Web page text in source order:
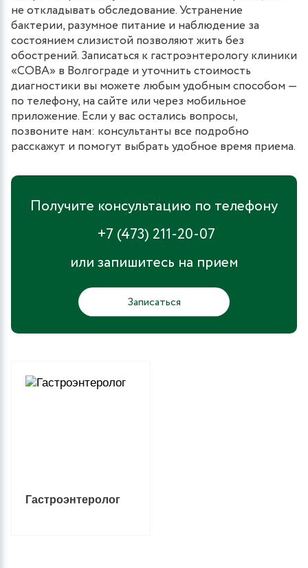
не откладывать обследование. Устранение
бактерии, разумное питание и наблюдение за
состоянием слизистой позволяют жить без
обострений. Записаться к гастроэнтерологу клиники
«СОВА» в Волгограде и уточнить стоимость
диагностики вы можете любым удобным способом —
по телефону, на сайте или через мобильное
приложение. Если у вас остались вопросы,
позвоните нам: консультанты все подробно
расскажут и помогут выбрать удобное время приема.
Получите консультацию по телефону
+7 (473) 211-20-07
или запишитесь на прием
Записаться
Гастроэнтеролог